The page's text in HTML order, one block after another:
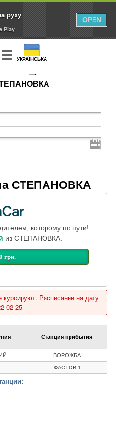
УКРАЇНСЬКА
КУПИТЬБИЛЕТ
СТЕПАНОВКА
которому по пути!
из СТЕПАНОВКА.
грн.
курсируют. Расписание на дату
02-25
Станция прибытия
ВОРОЖБА
ФАСТОВ 1
руху
Play
OPEN